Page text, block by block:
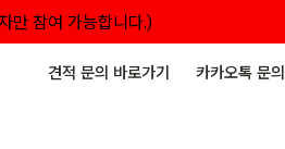
만 참여 가능합니다.)
견적 문의 바로가기 카카오톡 문의